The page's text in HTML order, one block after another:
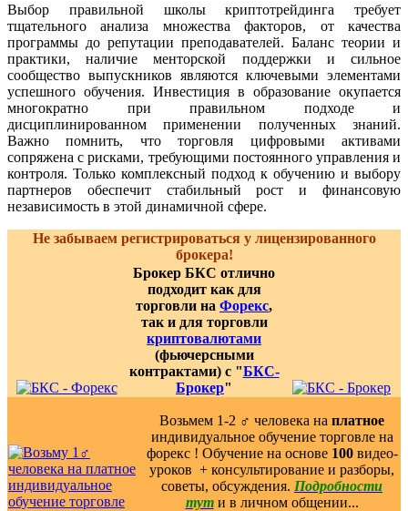
Выбор правильной школы криптотрейдинга требует
тщательного анализа множества факторов, от качества
программы до репутации преподавателей. Баланс теории и
практики, наличие менторской поддержки и сильное
сообщество выпускников являются ключевыми элементами
успешного обучения. Инвестиция в образование окупается
многократно при правильном подходе и
дисциплинированном применении полученных знаний.
Важно помнить, что торговля цифровыми активами
сопряжена с рисками, требующими постоянного управления и
контроля. Только комплексный подход к обучению и выбору
партнеров обеспечит стабильный рост и финансовую
независимость в этой динамичной сфере.
Не забываем регистрироваться у лицензированного
брокера!
Брокер БКС отлично
подходит как для
торговли на Форекс,
так и для торговли
криптовалютами
(фьючерсными
контрактами) с "БКС-
Брокер"
Возьмем 1-2 ‍♂️ человека на платное
индивидуальное обучение торговле на
форекс ! Обучение на основе 100видео-
уроков ️ + консультирование и разборы,
советы, обсуждения. Подробности
тут и в личном общении...